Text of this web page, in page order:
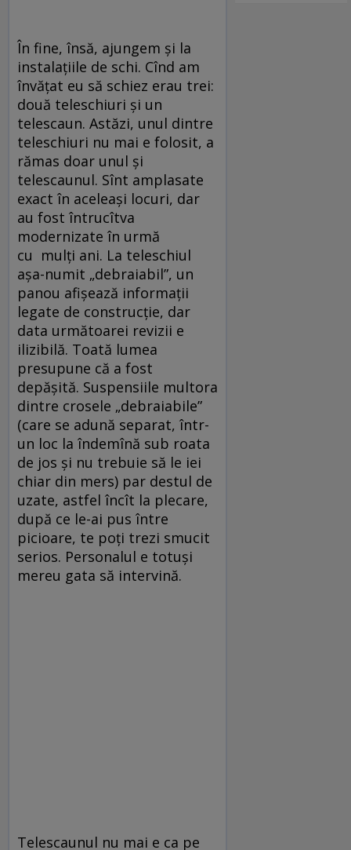
În fine, însă, ajungem și la
instalațiile de schi. Cînd am
învățat eu să schiez erau trei:
două teleschiuri și un
telescaun. Astăzi, unul dintre
teleschiuri nu mai e folosit, a
rămas doar unul și
telescaunul. Sînt amplasate
exact în aceleași locuri, dar
au fost întrucîtva
modernizate în urmă
cu mulți ani. La teleschiul
așa-numit „debraiabil”, un
panou afișează informații
legate de construcție, dar
data următoarei revizii e
ilizibilă. Toată lumea
presupune că a fost
depășită. Suspensiile multora
dintre crosele „debraiabile”
(care se adună separat, într-
un loc la îndemînă sub roata
de jos și nu trebuie să le iei
chiar din mers) par destul de
uzate, astfel încît la plecare,
după ce le-ai pus între
picioare, te poți trezi smucit
serios. Personalul e totuși
mereu gata să intervină.
Telescaunul nu mai e ca pe